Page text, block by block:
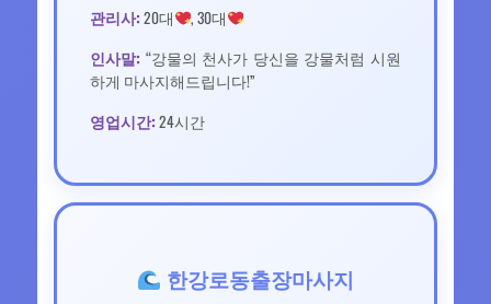
관리사: 20대 , 30대
인사말: “강물의 천사가 당신을 강물처럼 시원
하게 마사지해드립니다!”
영업시간: 24시간
한강로동출장마사지